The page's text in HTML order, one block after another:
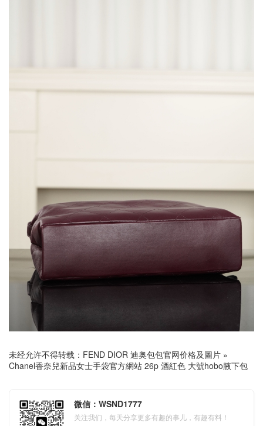
未经允许不得转载： FEND DIOR 迪奥包包官网价格及圖片 »
Chanel香奈兒新品女士手袋官方網站 26p 酒紅色 大號hobo腋下包
微信：WSND1777
关注我们，每天分享更多有趣的事儿，有趣有料！